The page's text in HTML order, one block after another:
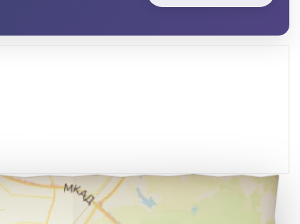
в город село Рыбачье.